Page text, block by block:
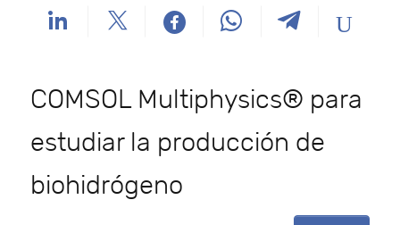
COMSOL Multiphysics® para
estudiar la producción de
biohidrógeno